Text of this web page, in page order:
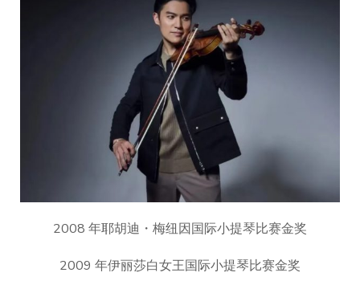
2008 年耶胡迪・梅纽因国际小提琴比赛金奖
2009 年伊丽莎白女王国际小提琴比赛金奖